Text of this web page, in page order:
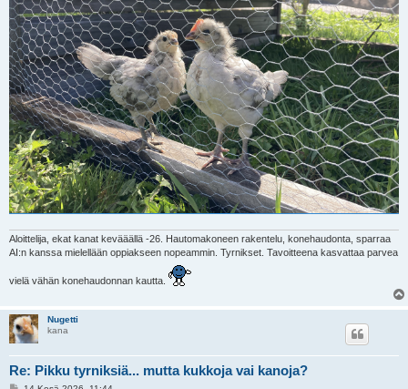
Aloittelija, ekat kanat kevääällä -26. Hautomakoneen rakentelu, konehaudonta, sparraa
AI:n kanssa mielellään oppiakseen nopeammin. Tyrnikset. Tavoitteena kasvattaa parvea
vielä vähän konehaudonnan kautta.
Nugetti
kana
Re: Pikku tyrniksiä... mutta kukkoja vai kanoja?